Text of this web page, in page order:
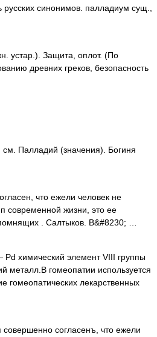
синонимов. палладиум сущ.,
устар.). Защита, оплот. (По
древних греков, безопасность
Палладий (значения). Богиня
что ежели человек не
современной жизни, это ее
. Салтыков. В&#8230; …
Pd химический элемент VIII группы
металл.В гомеопатии используется
гомеопатических лекарственных
согласенъ, что ежели